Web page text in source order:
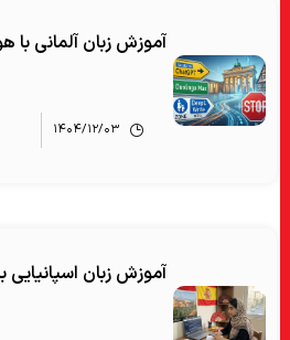
آموزش زبان آلمانی
۱۴۰۴/۱۲/۰۳
آموزش زبان